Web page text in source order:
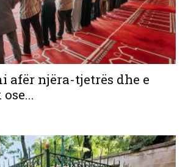
afër njëra-tjetrës dhe e